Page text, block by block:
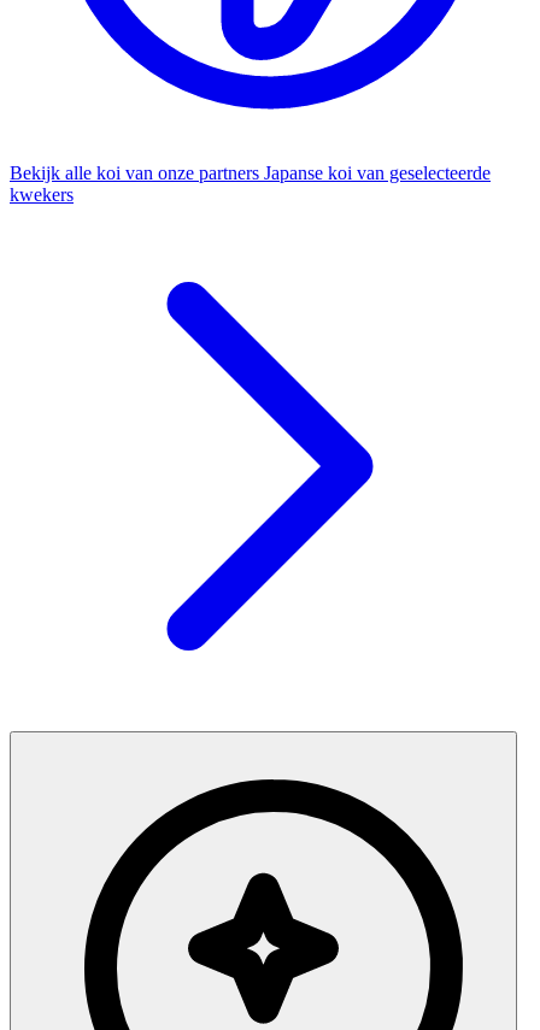
Bekijk alle koi van onze partners Japanse koi van geselecteerde
kwekers